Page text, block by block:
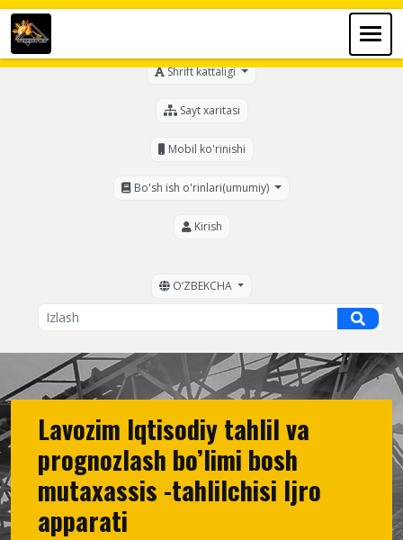
Shrift kattaligi
Sayt xaritasi
Mobil ko'rinishi
Bo'sh ish o'rinlari(umumiy)
Kirish
OʼZBEKCHA
Lavozim Iqtisodiy tahlil va
prognozlash bo’limi bosh
mutaxassis -tahlilchisi Ijro
apparati